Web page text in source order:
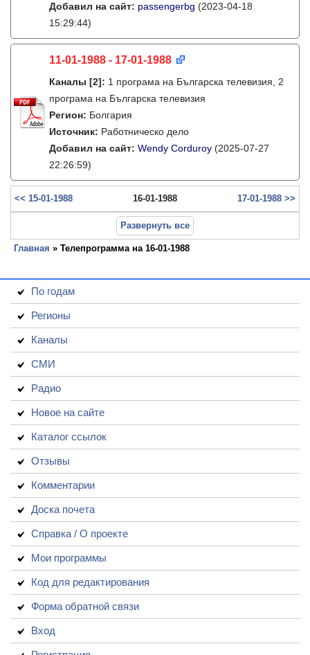
Добавил на сайт: passengerbg (2023-04-18
15:29:44)
11-01-1988 - 17-01-1988
Каналы [2]: 1 програма на Българска телевизия, 2
програма на Българска телевизия
Регион: Болгария
Источник: Работническо дело
Добавил на сайт: Wendy Corduroy (2025-07-27
22:26:59)
<< 15-01-1988 16-01-1988 17-01-1988 >>
Развернуть все
Главная » Телепрограмма на 16-01-1988
По годам
Регионы
Каналы
СМИ
Радио
Новое на сайте
Каталог ссылок
Отзывы
Комментарии
Доска почета
Справка / О проекте
Мои программы
Код для редактирования
Форма обратной связи
Вход